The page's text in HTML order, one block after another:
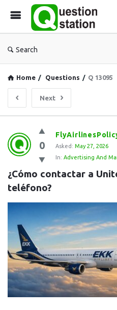
Search
Home / Questions / Q 13095
Next
Question
Station
Latest
Questions
0 Asked: May 27, 2026
In: Advertising And
¿Cómo contactar a
teléfono?